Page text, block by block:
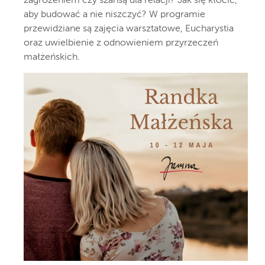
aby budować a nie niszczyć? W programie
przewidziane są zajęcia warsztatowe, Eucharystia
oraz uwielbienie z odnowieniem przyrzeczeń
małżeńskich.